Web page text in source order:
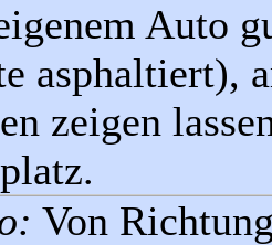
Auto
asphaltiert),
zeigen
Von